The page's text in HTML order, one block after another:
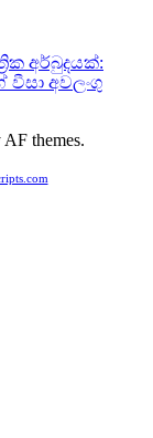
අර්බුදයක්:
අවලංගු
AF themes.